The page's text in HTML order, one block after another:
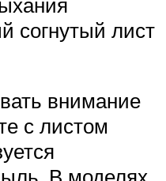
согнутый лист
внимание
с листом